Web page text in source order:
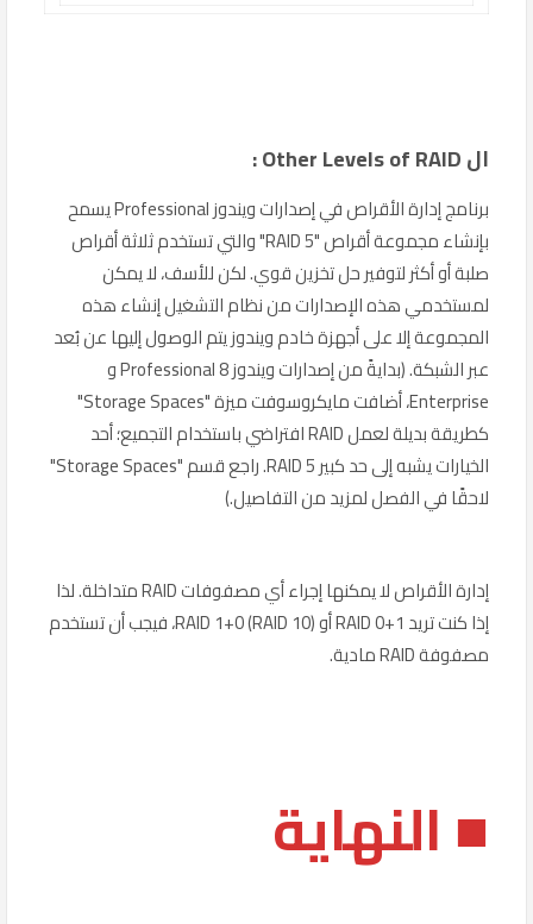
ال Other Levels of RAID :
برنامج إدارة الأقراص في إصدارات ويندوز Professional يسمح
بإنشاء مجموعة أقراص "RAID 5" والتي تستخدم ثلاثة أقراص
صلبة أو أكثر لتوفير حل تخزين قوي. لكن للأسف، لا يمكن
لمستخدمي هذه الإصدارات من نظام التشغيل إنشاء هذه
المجموعة إلا على أجهزة خادم ويندوز يتم الوصول إليها عن بُعد
عبر الشبكة. (بدايةً من إصدارات ويندوز 8 Professional و
Enterprise، أضافت مايكروسوفت ميزة "Storage Spaces"
كطريقة بديلة لعمل RAID افتراضي باستخدام التجميع؛ أحد
الخيارات يشبه إلى حد كبير RAID 5. راجع قسم "Storage Spaces"
لاحقًا في الفصل لمزيد من التفاصيل.)
إدارة الأقراص لا يمكنها إجراء أي مصفوفات RAID متداخلة. لذا
إذا كنت تريد RAID 0+1 أو RAID 1+0 (RAID 10)، فيجب أن تستخدم
مصفوفة RAID مادية.
■ النهاية